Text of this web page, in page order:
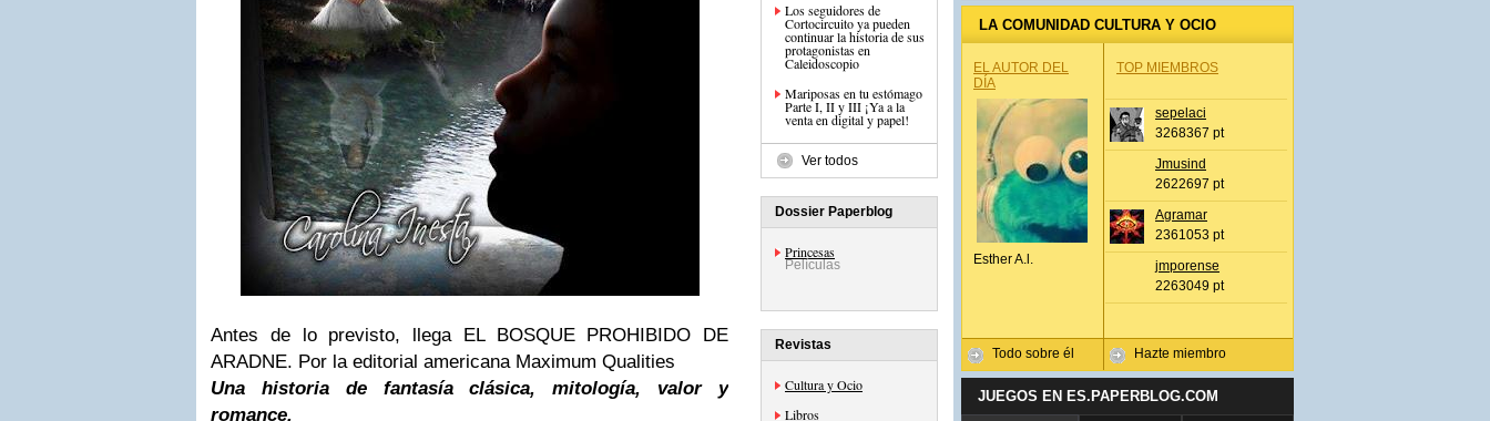
Antes de lo previsto, llega EL BOSQUE PROHIBIDO DE
ARADNE. Por la editorial americana Maximum Qualities
Una historia de fantasía clásica, mitología, valor y
romance.
Los seguidores de
Cortocircuito ya pueden
continuar la historia de sus
protagonistas en
Caleidoscopio
Mariposas en tu estómago
Parte I, II y III ¡Ya a la
venta en digital y papel!
Ver todos
Dossier Paperblog
Princesas
Películas
Revistas
Cultura y Ocio
Libros
LA COMUNIDAD CULTURA Y OCIO
EL AUTOR DEL
DÍA
Esther A.l.
Todo sobre él
TOP MIEMBROS
sepelaci
3268367 pt
Jmusind
2622697 pt
Agramar
2361053 pt
jmporense
2263049 pt
Hazte miembro
JUEGOS EN ES.PAPERBLOG.COM